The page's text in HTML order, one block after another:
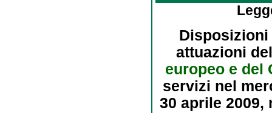
Disposizioni
attuazioni
europeo e del
servizi nel
30 aprile 2009,